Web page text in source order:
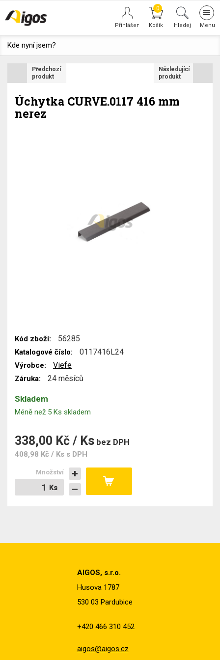
0
Hledej
Kde nyní jsem?
Předchozí
produkt
Následující
produkt
Úchytka CURVE.0117 416 mm
nerez
Kód zboží: 56285
Katalogové číslo: 0117416L24
Výrobce: Viefe
Záruka: 24 měsíců
Skladem
Méně než 5 Ks skladem
338,00 Kč / Ks bez DPH
408,98 Kč / Ks s DPH
Ks
Ks
Množství
AIGOS, s.r.o.
Husova 1787
530 03 Pardubice
+420 466 310 452
aigos@aigos.cz